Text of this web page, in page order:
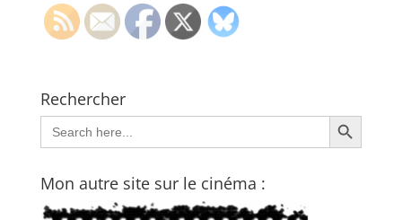
Rechercher
Search
for:
Search Button
Mon autre site sur le cinéma :